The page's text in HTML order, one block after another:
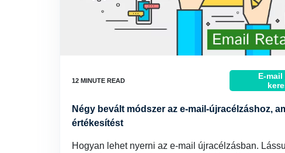
E-
Négy bevált módszer az e-mail-újracélzáshoz,
értékesítést
Hogyan lehet nyerni az e-mail újracélzásban.